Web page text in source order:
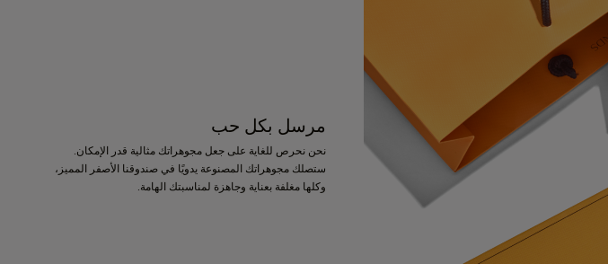
مرسل بكل حب
نحن نحرص للغاية على جعل مجوهراتك مثالية قدر الإمكان.
ستصلك مجوهراتك المصنوعة يدويًا في صندوقنا الأصفر المميز،
وكلها مغلفة بعناية وجاهزة لمناسبتك الهامة.